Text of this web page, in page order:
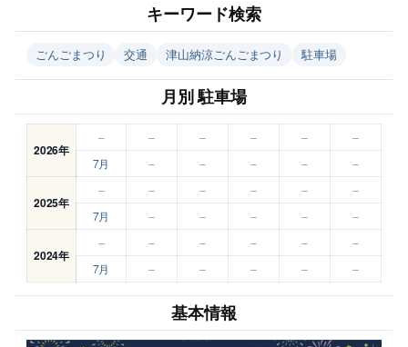
キーワード検索
ごんごまつり 交通 津山納涼ごんごまつり 駐車場
月別 駐車場
2026年
– – – – –
–
7月
– – – – –
2025年
– – – – –
–
7月
– – – – –
2024年
– – – – –
–
7月
– – – – –
基本情報